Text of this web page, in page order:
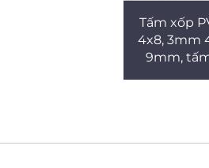
Tấm xốp
4x8, 3mm
9mm,